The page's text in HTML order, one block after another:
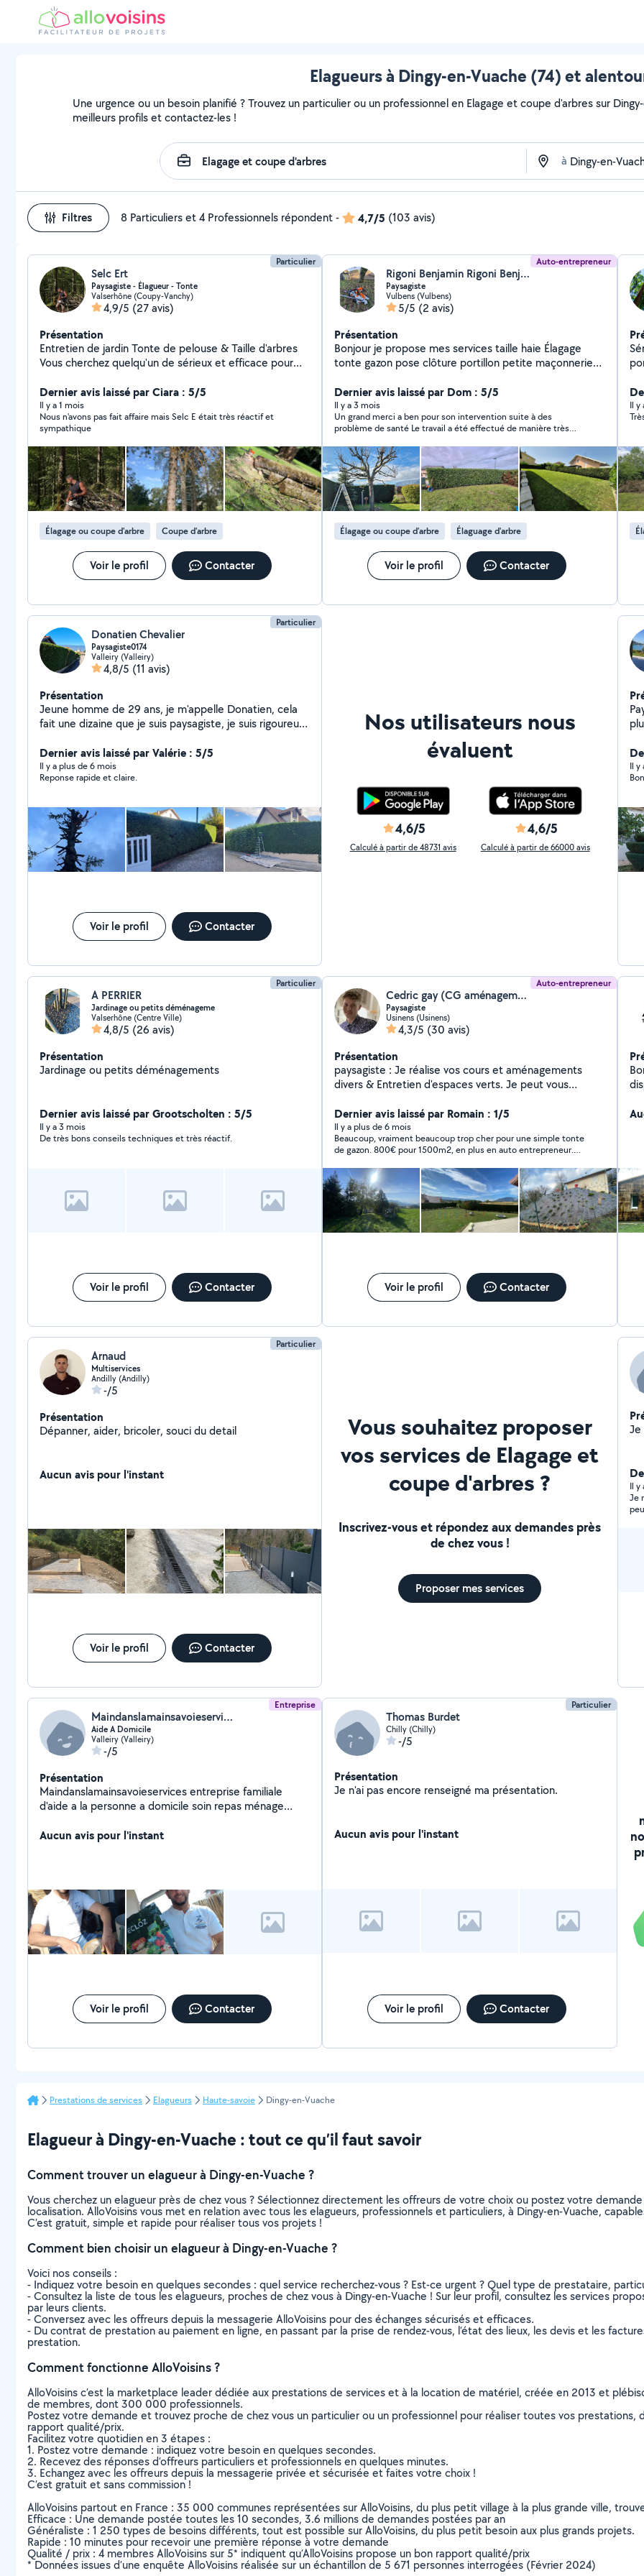
Elagueurs à Dingy-en-Vuache (74) et
Une urgence ou un besoin planifié ? Trouvez un particulier ou un professionnel en Elagage et coupe d'arbres sur
meilleurs profils et contactez-les !
à
Filtres 8 Particuliers et 4 Professionnels répondent- 4,7/5 (103 avis)
Particulier
Selc Ert
Paysagiste - Élagueur - Tonte
Valserhône (Coupy-Vanchy)
4,9/5 (27 avis)
Présentation
Entretien de jardin Tonte de pelouse & Taille d'arbres
Vous cherchez quelqu'un de sérieux et efficace pour
pour : Tonte de pelouse Taille de haies et d'arbustes
Coupe d'arbres et élagage Nettoyage et remise en
état du jardin Intervention rapide et soignée dans votre
secteur. Tarif raisonnable, adapté à vos besoins. ️
Matériel fourni. Confiez-moi vos espaces verts et
profitez d'un jardin propre et agréable sans effort !
Contactez-moi dès maintenant pour plus
d'informations ou pour convenir d'un rendez-vous. 06
soixante six, quatre vingt treize , treize, quatre vingt
quinze.
Dernier avis laissé par Ciara : 5/5
Il y a 1 mois
Nous n'avons pas fait affaire mais Selc E était très réactif et
sympathique
Élagage ou coupe d'arbre Coupe d'arbre
Voir le profil Contacter
Auto-entrepreneur
Rigoni Benjamin Rigoni Benjamin (Ben ben multi-services)
Paysagiste
Vulbens (Vulbens)
5/5 (2 avis)
Présentation
Bonjour je propose mes services taille haie Élagage
tonte gazon pose clôture portillon petite maçonnerie
Dernier avis laissé par Dom : 5/5
Il y a 3 mois
Un grand merci a ben pour son intervention suite à des
problème de santé Le travail a été effectué de manière très
pour entretenir mon jardin . En plus de son professionnalisme
Ben est vraiment sympathique et agréable . Je recommande
vivement ses services
Élagage ou coupe d'arbre Élaguage d'arbre
Voir le profil Contacter
Il y
Particulier
Donatien Chevalier
Paysagiste0174
Valleiry (Valleiry)
4,8/5 (11 avis)
Présentation
Jeune homme de 29 ans, je m'appelle Donatien, cela
fait une dizaine que je suis paysagiste, je suis rigoureux,
Dernier avis laissé par Valérie : 5/5
Il y a plus de 6 mois
Reponse rapide et claire.
Voir le profil Contacter
Nos utilisateurs nous
évaluent
4,6/5
Calculé à partir de 48731 avis
4,6/5
Calculé à partir de 66000 avis
Il y
Particulier
A PERRIER
Jardinage ou petits déménageme
Valserhône (Centre Ville)
4,8/5 (26 avis)
Présentation
Jardinage ou petits déménagements
Dernier avis laissé par Grootscholten : 5/5
Il y a 3 mois
De très bons conseils techniques et très réactif.
Voir le profil Contacter
Auto-entrepreneur
Cedric gay (CG aménagements extérieurs)
Paysagiste
Usinens (Usinens)
4,3/5 (30 avis)
Présentation
paysagiste : Je réalise vos cours et aménagements
divers & Entretien d'espaces verts. Je peut vous
modéliser sur un site 3 D vous permettant de vous
projeter dans votre aménagement ! Paiement par
chèque CESU.
Dernier avis laissé par Romain : 1/5
Il y a plus de 6 mois
Beaucoup, vraiment beaucoup trop cher pour une simple tonte
de gazon. 800€ pour 1500m2, en plus en auto entrepreneur.
payer, me prend 150€ par tonte.
Voir le profil Contacter
fuite
Particulier
Arnaud
Multiservices
Andilly (Andilly)
-/5
Présentation
Dépanner, aider, bricoler, souci du detail
Aucun avis pour l'instant
Voir le profil Contacter
Vous souhaitez proposer
vos services de Elagage et
coupe d'arbres ?
Inscrivez-vous et répondez aux demandes près
de chez vous !
Proposer mes services
Il y
Je
Entreprise
Maindanslamainsavoieservices
Aide A Domicile
Valleiry (Valleiry)
-/5
Présentation
Maindanslamainsavoieservices entreprise familiale
d'aide a la personne a domicile soin repas ménage
Aucun avis pour l'instant
Voir le profil Contacter
Particulier
Thomas Burdet
Chilly (Chilly)
-/5
Présentation
Je n'ai pas encore renseigné ma présentation.
Aucun avis pour l'instant
Voir le profil Contacter
Prestations de services Elagueurs Haute-savoie Dingy-en-Vuache
Elagueur à Dingy-en-Vuache : tout ce qu’il faut savoir
Comment trouver un elagueur à Dingy-en-Vuache ?
Vous cherchez un elagueur près de chez vous ? Sélectionnez directement les offreurs de votre choix ou postez votre
localisation. AlloVoisins vous met en relation avec tous les elagueurs, professionnels et particuliers, à Dingy-en-Vuache,
C’est gratuit, simple et rapide pour réaliser tous vos projets !
Comment bien choisir un elagueur à Dingy-en-Vuache ?
Voici nos conseils :
- Indiquez votre besoin en quelques secondes : quel service recherchez-vous ? Est-ce urgent ? Quel type de prestataire,
- Consultez la liste de tous les elagueurs, proches de chez vous à Dingy-en-Vuache ! Sur leur profil, consultez les services
par leurs clients.
- Conversez avec les offreurs depuis la messagerie AlloVoisins pour des échanges sécurisés et efficaces.
- Du contrat de prestation au paiement en ligne, en passant par la prise de rendez-vous, l’état des lieux, les devis et les
prestation.
Comment fonctionne AlloVoisins ?
AlloVoisins c’est la marketplace leader dédiée aux prestations de services et à la location de matériel, créée en 2013 et
de membres, dont 300 000 professionnels.
Postez votre demande et trouvez proche de chez vous un particulier ou un professionnel pour réaliser toutes vos
rapport qualité/prix.
Facilitez votre quotidien en 3 étapes :
1. Postez votre demande : indiquez votre besoin en quelques secondes.
2. Recevez des réponses d’offreurs particuliers et professionnels en quelques minutes.
3. Echangez avec les offreurs depuis la messagerie privée et sécurisée et faites votre choix !
C’est gratuit et sans commission !
AlloVoisins partout en France : 35 000 communes représentées sur AlloVoisins, du plus petit village à la plus grande ville,
Efficace : Une demande postée toutes les 10 secondes, 3.6 millions de demandes postées par an
Généraliste : 1 250 types de besoins différents, tout est possible sur AlloVoisins, du plus petit besoin aux plus grands projets.
Rapide : 10 minutes pour recevoir une première réponse à votre demande
Qualité / prix : 4 membres AlloVoisins sur 5* indiquent qu’AlloVoisins propose un bon rapport qualité/prix
* Données issues d’une enquête AlloVoisins réalisée sur un échantillon de 5 671 personnes interrogées (Février 2024)